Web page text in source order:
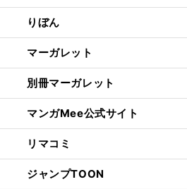
りぼん
マーガレット
別冊マーガレット
マンガMee公式サイト
リマコミ
ジャンプTOON